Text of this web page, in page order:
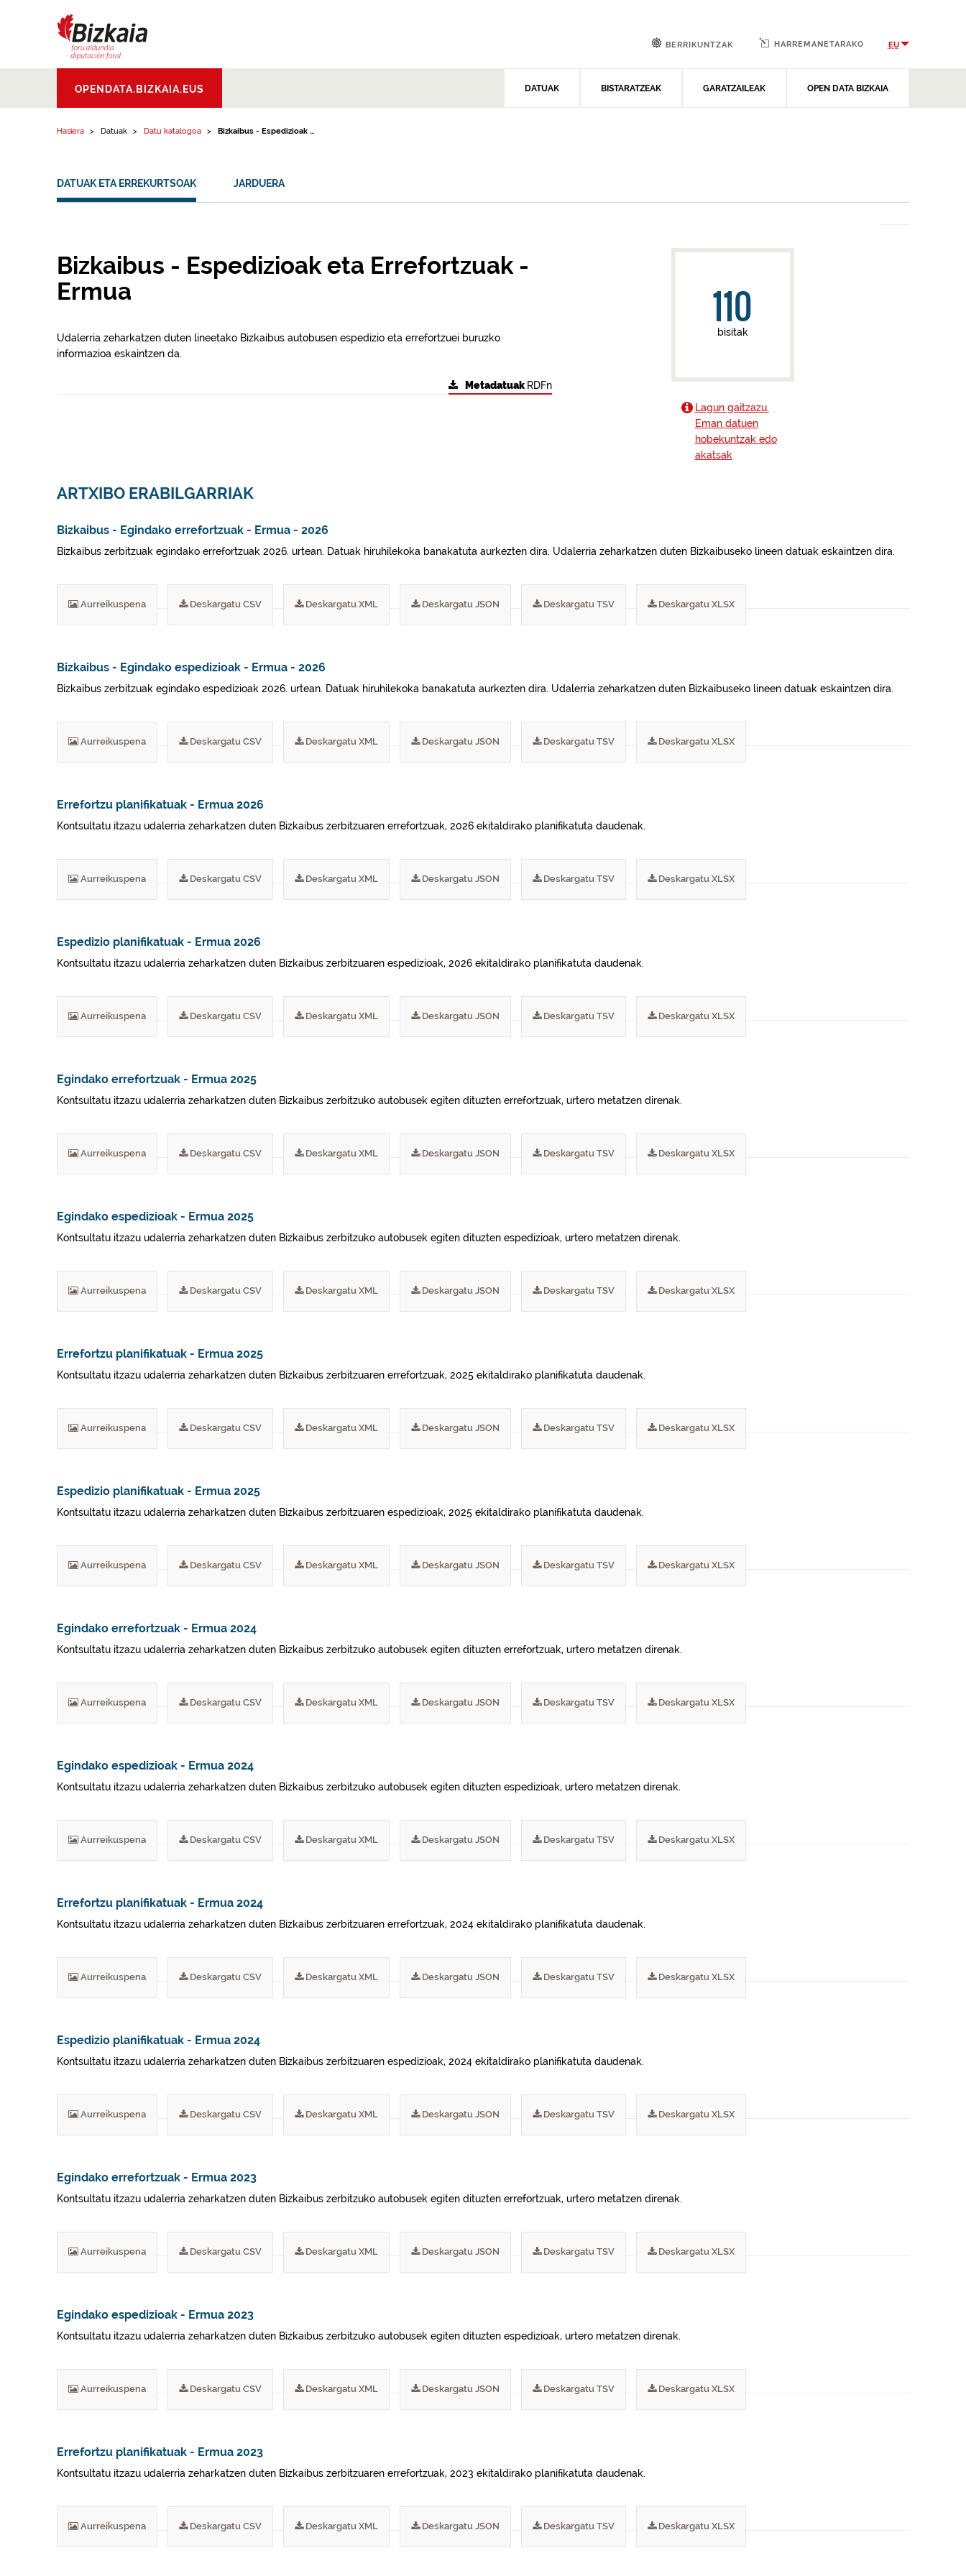
Aldundia.Diputacion
Foral de Bizkaia
OPENDATA.BIZKAIA.EUS DATUAK BISTARATZEAK GARATZAILEAK OPEN DATA BIZKAIA
BERRIKUNTZAK HARREMANETARAKO EU
Hasiera Datuak Datu katalogoa Bizkaibus - Espedizioak ...
DATUAK ETA ERREKURTSOAK JARDUERA
Bizkaibus - Espedizioak eta Errefortzuak -
Ermua
Udalerria zeharkatzen duten lineetako Bizkaibus autobusen espedizio eta errefortzuei buruzko
informazioa eskaintzen da.
MetadatuakRDFn
110
bisitak
Lagun gaitzazu.
Eman datuen
hobekuntzak edo
akatsak
ARTXIBO ERABILGARRIAK
Bizkaibus - Egindako errefortzuak - Ermua - 2026
Bizkaibus zerbitzuak egindako errefortzuak 2026. urtean. Datuak hiruhilekoka banakatuta aurkezten dira. Udalerria zeharkatzen duten Bizkaibuseko lineen datuak eskaintzen dira.
Aurreikuspena Deskargatu CSV Deskargatu XML Deskargatu JSON Deskargatu TSV Deskargatu XLSX
Bizkaibus - Egindako espedizioak - Ermua - 2026
Bizkaibus zerbitzuak egindako espedizioak 2026. urtean. Datuak hiruhilekoka banakatuta aurkezten dira. Udalerria zeharkatzen duten Bizkaibuseko lineen datuak eskaintzen dira.
Aurreikuspena Deskargatu CSV Deskargatu XML Deskargatu JSON Deskargatu TSV Deskargatu XLSX
Errefortzu planifikatuak - Ermua 2026
Kontsultatu itzazu udalerria zeharkatzen duten Bizkaibus zerbitzuaren errefortzuak, 2026 ekitaldirako planifikatuta daudenak.
Aurreikuspena Deskargatu CSV Deskargatu XML Deskargatu JSON Deskargatu TSV Deskargatu XLSX
Espedizio planifikatuak - Ermua 2026
Kontsultatu itzazu udalerria zeharkatzen duten Bizkaibus zerbitzuaren espedizioak, 2026 ekitaldirako planifikatuta daudenak.
Aurreikuspena Deskargatu CSV Deskargatu XML Deskargatu JSON Deskargatu TSV Deskargatu XLSX
Egindako errefortzuak - Ermua 2025
Kontsultatu itzazu udalerria zeharkatzen duten Bizkaibus zerbitzuko autobusek egiten dituzten errefortzuak, urtero metatzen direnak.
Aurreikuspena Deskargatu CSV Deskargatu XML Deskargatu JSON Deskargatu TSV Deskargatu XLSX
Egindako espedizioak - Ermua 2025
Kontsultatu itzazu udalerria zeharkatzen duten Bizkaibus zerbitzuko autobusek egiten dituzten espedizioak, urtero metatzen direnak.
Aurreikuspena Deskargatu CSV Deskargatu XML Deskargatu JSON Deskargatu TSV Deskargatu XLSX
Errefortzu planifikatuak - Ermua 2025
Kontsultatu itzazu udalerria zeharkatzen duten Bizkaibus zerbitzuaren errefortzuak, 2025 ekitaldirako planifikatuta daudenak.
Aurreikuspena Deskargatu CSV Deskargatu XML Deskargatu JSON Deskargatu TSV Deskargatu XLSX
Espedizio planifikatuak - Ermua 2025
Kontsultatu itzazu udalerria zeharkatzen duten Bizkaibus zerbitzuaren espedizioak, 2025 ekitaldirako planifikatuta daudenak.
Aurreikuspena Deskargatu CSV Deskargatu XML Deskargatu JSON Deskargatu TSV Deskargatu XLSX
Egindako errefortzuak - Ermua 2024
Kontsultatu itzazu udalerria zeharkatzen duten Bizkaibus zerbitzuko autobusek egiten dituzten errefortzuak, urtero metatzen direnak.
Aurreikuspena Deskargatu CSV Deskargatu XML Deskargatu JSON Deskargatu TSV Deskargatu XLSX
Egindako espedizioak - Ermua 2024
Kontsultatu itzazu udalerria zeharkatzen duten Bizkaibus zerbitzuko autobusek egiten dituzten espedizioak, urtero metatzen direnak.
Aurreikuspena Deskargatu CSV Deskargatu XML Deskargatu JSON Deskargatu TSV Deskargatu XLSX
Errefortzu planifikatuak - Ermua 2024
Kontsultatu itzazu udalerria zeharkatzen duten Bizkaibus zerbitzuaren errefortzuak, 2024 ekitaldirako planifikatuta daudenak.
Aurreikuspena Deskargatu CSV Deskargatu XML Deskargatu JSON Deskargatu TSV Deskargatu XLSX
Espedizio planifikatuak - Ermua 2024
Kontsultatu itzazu udalerria zeharkatzen duten Bizkaibus zerbitzuaren espedizioak, 2024 ekitaldirako planifikatuta daudenak.
Aurreikuspena Deskargatu CSV Deskargatu XML Deskargatu JSON Deskargatu TSV Deskargatu XLSX
Egindako errefortzuak - Ermua 2023
Kontsultatu itzazu udalerria zeharkatzen duten Bizkaibus zerbitzuko autobusek egiten dituzten errefortzuak, urtero metatzen direnak.
Aurreikuspena Deskargatu CSV Deskargatu XML Deskargatu JSON Deskargatu TSV Deskargatu XLSX
Egindako espedizioak - Ermua 2023
Kontsultatu itzazu udalerria zeharkatzen duten Bizkaibus zerbitzuko autobusek egiten dituzten espedizioak, urtero metatzen direnak.
Aurreikuspena Deskargatu CSV Deskargatu XML Deskargatu JSON Deskargatu TSV Deskargatu XLSX
Errefortzu planifikatuak - Ermua 2023
Kontsultatu itzazu udalerria zeharkatzen duten Bizkaibus zerbitzuaren errefortzuak, 2023 ekitaldirako planifikatuta daudenak.
Aurreikuspena Deskargatu CSV Deskargatu XML Deskargatu JSON Deskargatu TSV Deskargatu XLSX